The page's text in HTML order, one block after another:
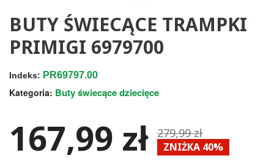
BUTY ŚWIECĄCE TRAMPKI
PRIMIGI 6979700
Indeks: PR69797.00
Kategoria: Buty świecące dziecięce
167,99 zł 279,99 zł
ZNIŻKA 40%